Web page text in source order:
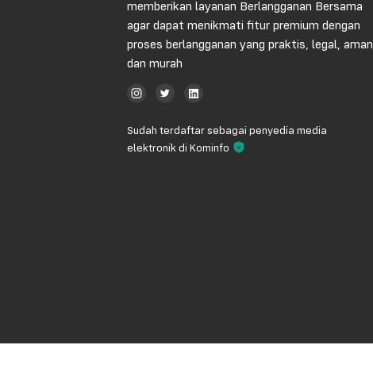
memberikan layanan Berlangganan Bersama
agar dapat menikmati fitur premium dengan
proses berlangganan yang praktis, legal, aman
dan murah
Sudah terdaftar sebagai penyedia media
elektronik di Kominfo